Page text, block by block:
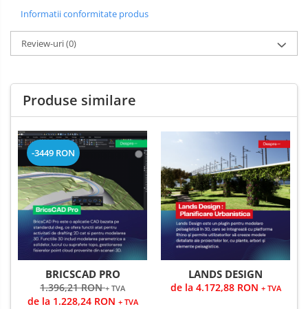
Informatii conformitate produs
Review-uri(0)
Produse similare
-3449 RON
BRICSCAD PRO
1.396,21 RON+ TVA
de la 1.228,24 RON + TVA
LANDS DESIGN
de la 4.172,88 RON + TVA